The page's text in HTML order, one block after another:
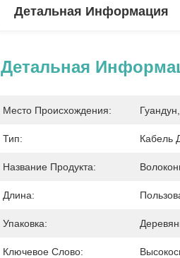
Детальная Информация
Детальная
Место Происхождения:
Тип: Кабель
Название Продукта:
Длина:
Упаковка:
Ключевое Слово: